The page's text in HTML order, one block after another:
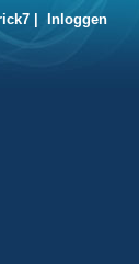
Inloggen